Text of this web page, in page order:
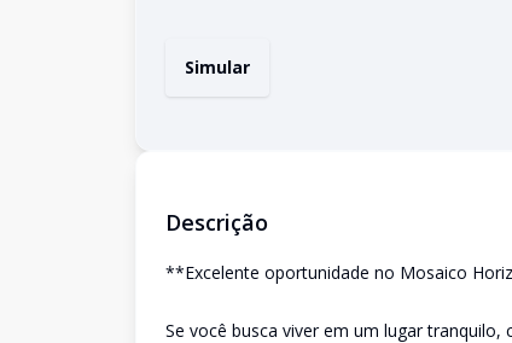
Simular
Descrição
**Excelente oportunidade no Mosaico
Se você busca viver em um lugar